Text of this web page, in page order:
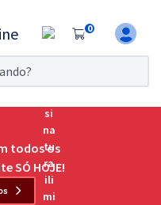
0
da
todos os
SÓ HOJE!